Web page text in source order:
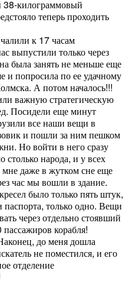
38-килограммовый
теперь проходить
к 17 часам
выпустили только через
была занять не меньше еще
и попросила по ее удачному
А потом началось!!!
важную стратегическую
Посидели еще минут
все наши вещи в
и пошли за ним пешком
Но войти в него сразу
столько народа, и у всех
мне даже в жутком сне еще
час мы вошли в здание.
было только пять штук,
паспорта, только одно. Вещи
через отдельно стоявший
корабля!
до меня дошла
не поместился, и его
отделение